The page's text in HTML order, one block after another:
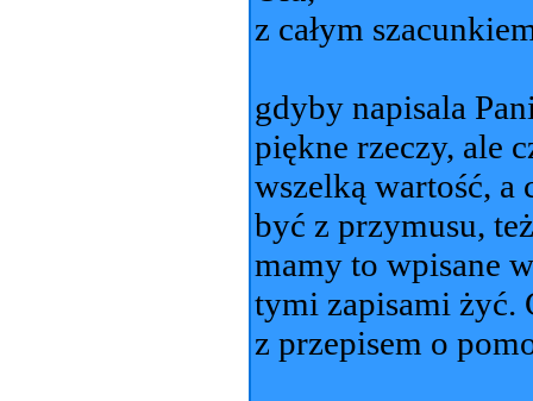
z całym
gdyby napisala
piękne rzeczy, ale
wszelką wartość,
być z przymusu,
mamy to wpisane
tymi zapisami żyć.
z przepisem o